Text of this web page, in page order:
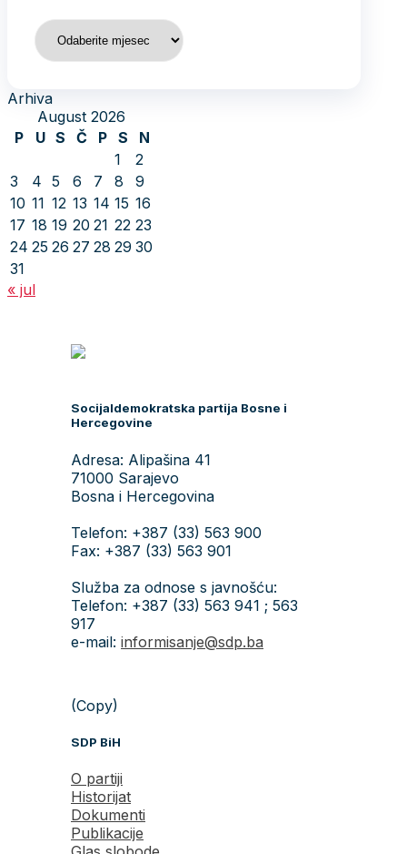
Arhiva
Arhiva
August 2026
P
U S Č P S
N
1
2
3
4 5 6 7 8
9
10 11 12 13 14 15 16
17 18 19 20 21 22 23
24 25 26 27 28 29 30
31
« jul
Socijaldemokratska partija Bosne i
Hercegovine
Adresa: Alipašina 41
71000 Sarajevo
Bosna i Hercegovina
Telefon: +387 (33) 563 900
Fax: +387 (33) 563 901
Služba za odnose s javnošću:
Telefon: +387 (33) 563 941 ; 563
917
e-mail: informisanje@sdp.ba
(Copy)
SDP BiH
O partiji
Historijat
Dokumenti
Publikacije